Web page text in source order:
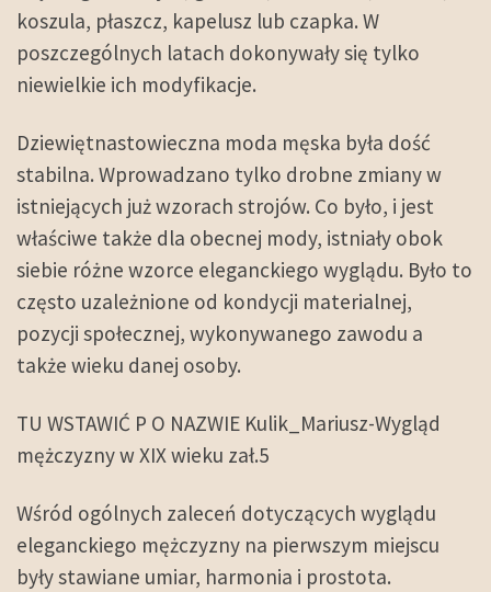
koszula, płaszcz, kapelusz lub czapka. W
poszczególnych latach dokonywały się tylko
niewielkie ich modyfikacje.
Dziewiętnastowieczna moda męska była dość
stabilna. Wprowadzano tylko drobne zmiany w
istniejących już wzorach strojów. Co było, i jest
właściwe także dla obecnej mody, istniały obok
siebie różne wzorce eleganckiego wyglądu. Było to
często uzależnione od kondycji materialnej,
pozycji społecznej, wykonywanego zawodu a
także wieku danej osoby.
TU WSTAWIĆ P O NAZWIE Kulik_Mariusz-Wygląd
mężczyzny w XIX wieku zał.5
Wśród ogólnych zaleceń dotyczących wyglądu
eleganckiego mężczyzny na pierwszym miejscu
były stawiane umiar, harmonia i prostota.